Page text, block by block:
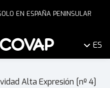
EN ESPAÑA PENINSULAR
ES
Alta Expresión [nº 4]